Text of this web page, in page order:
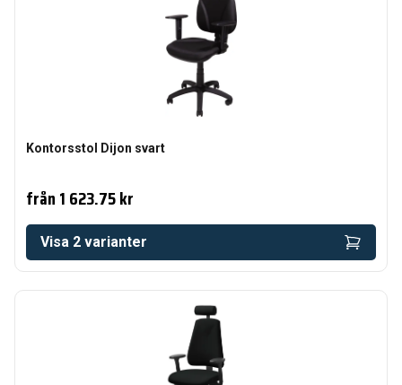
Kontorsstol Dijon svart
från1 623.75 kr
Visa 2 varianter